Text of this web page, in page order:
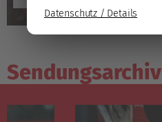
Datenschutz / Details
Sendungsarchiv